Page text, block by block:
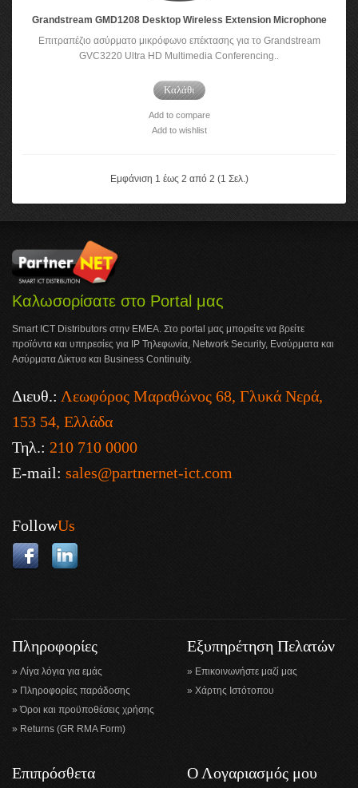
Grandstream GMD1208 Desktop Wireless Extension Microphone
Επιτραπέζιο ασύρματο μικρόφωνο επέκτασης για το Grandstream
GVC3220 Ultra HD Multimedia Conferencing..
Καλάθι
Add to compare
Add to wishlist
Εμφάνιση 1 έως 2 από 2 (1 Σελ.)
Καλωσορίσατε στο Portal μας
Smart ICT Distributors στην ΕΜΕΑ. Στο portal μας μπορείτε να βρείτε
προϊόντα και υπηρεσίες για IP Τηλεφωνία, Network Security, Ενσύρματα και
Ασύρματα Δίκτυα και Business Continuity.
Διευθ.: Λεωφόρος Μαραθώνος 68, Γλυκά Νερά,
153 54, Ελλάδα
Τηλ.: 210 710 0000
E-mail: sales@partnernet-ict.com
FollowUs
Πληροφορίες
Λίγα λόγια για εμάς
Πληροφορίες παράδοσης
Όροι και προϋποθέσεις χρήσης
Returns (GR RMA Form)
Εξυπηρέτηση Πελατών
Επικοινωνήστε μαζί μας
Χάρτης Ιστότοπου
Επιπρόσθετα Ο Λογαριασμός μου